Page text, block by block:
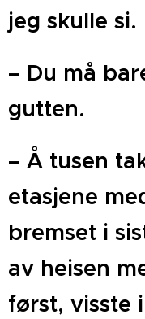
jeg skulle si.
– Du må
gutten.
– Å tusen
etasjene
bremset i
av heisen
først, visste